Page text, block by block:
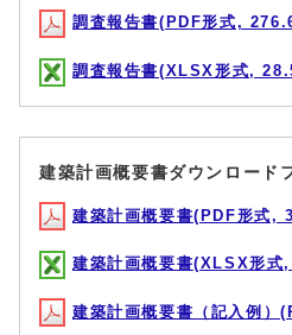
調査報告書(PDF形式,
調査報告書(XLSX形式,
建築計画概要書ダウンロード
建築計画概要書(PDF形式,
建築計画概要書(XLSX形
建築計画概要書（記入例